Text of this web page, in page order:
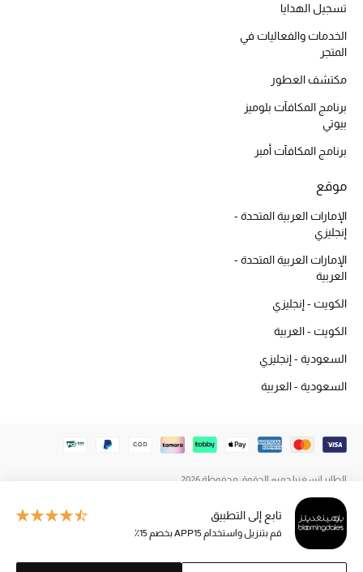
الأكثر مبيعاً
العطور
مكتشف العطور
المكياج
العناية بالبشرة
مستحضرات العناية
مستحضرات الاستحمام والعناية بالجسم
هدايا
مجموعة الجمال
الجمال في بلوميز
تابع إلى التطبيق
قم بتنزيل واستخدام APP15 بخصم 15٪
تسجيل الهدايا
الخدمات والفعاليات في
المتجر
مكتشف العطور
برنامج المكافآت بلوميز
بيوتي
برنامج المكافآت أمبر
موقع
الإمارات العربية المتحدة -
إنجليزي
الإمارات العربية المتحدة -
العربية
الكويت - إنجليزي
الكويت - العربية
السعودية - إنجليزي
السعودية - العربية
الطاير إنسغنيا جميع الحقوق محفوظة 2026